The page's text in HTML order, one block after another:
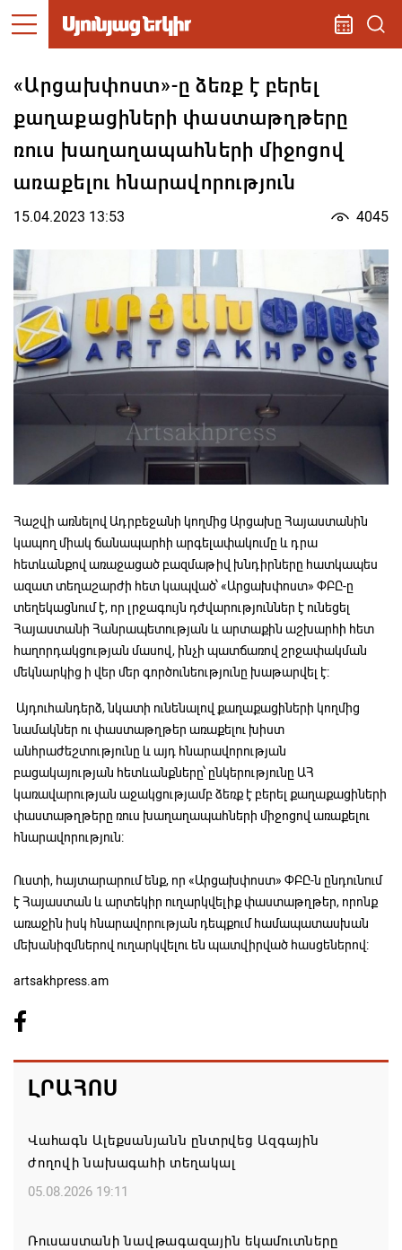
«Արցախփոստ»-ը ձեռք է բերել
քաղաքացիների փաստաթղթերը
ռուս խաղաղապահների միջոցով
առաքելու հնարավորություն
15.04.2023 13:53 4045
Հաշվի առնելով Ադրբեջանի կողմից Արցախը Հայաստանին
կապող միակ ճանապարհի արգելափակումը և դրա
հետևանքով առաջացած բազմաթիվ խնդիրները հատկապես
ազատ տեղաշարժի հետ կապված՝ «Արցախփոստ» ՓԲԸ-ը
տեղեկացնում է, որ լրջագույն դժվարություններ է ունեցել
Հայաստանի Հանրապետության և արտաքին աշխարհի հետ
հաղորդակցության մասով, ինչի պատճառով շրջափակման
մեկնարկից ի վեր մեր գործունեությունը խաթարվել է:
Այդուհանդերձ, նկատի ունենալով քաղաքացիների կողմից
նամակներ ու փաստաթղթեր առաքելու խիստ
անհրաժեշտությունը և այդ հնարավորության
բացակայության հետևանքները՝ ընկերությունը ԱՀ
կառավարության աջակցությամբ ձեռք է բերել քաղաքացիների
փաստաթղթերը ռուս խաղաղապահների միջոցով առաքելու
հնարավորություն:
Ուստի, հայտարարում ենք, որ «Արցախփոստ» ՓԲԸ-ն ընդունում
է Հայաստան և արտեկիր ուղարկվելիք փաստաթղթեր, որոնք
առաջին իսկ հնարավորության դեպքում համապատասխան
մեխանիզմներով ուղարկվելու են պատվիրված հասցեներով:
artsakhpress.am
ԼՐԱՀՈՍ
Վահագն Ալեքսանյանն ընտրվեց Ազգային
ժողովի նախագահի տեղակալ
05.08.2026 19:11
Ռուսաստանի նավթագազային եկամուտները